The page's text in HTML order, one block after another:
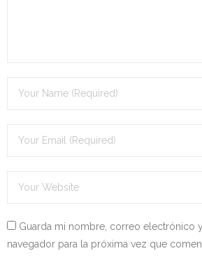
Guarda mi nombre, correo electrónico
navegador para la próxima vez que